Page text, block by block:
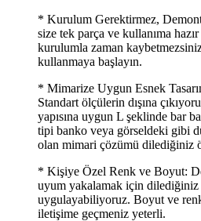
* Kurulum Gerektirmez,
size tek parça ve kullanıma
kurulumla zaman
kullanmaya başlayın.
* Mimarize Uygun Esnek
Standart ölçülerin dışına
yapısına uygun L şeklinde bar
tipi banko veya görseldeki gibi
olan mimari çözümü dilediğiniz
* Kişiye Özel Renk ve Boyut:
uyum yakalamak için dilediğiniz
uygulayabiliyoruz. Boyut ve
iletişime geçmeniz yeterli.